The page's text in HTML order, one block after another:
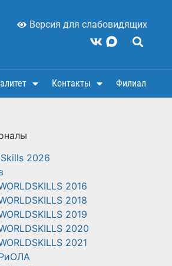
Версия для слабовидящих
Контакты Филиал
2026
2016
2018
2019
2020
2021